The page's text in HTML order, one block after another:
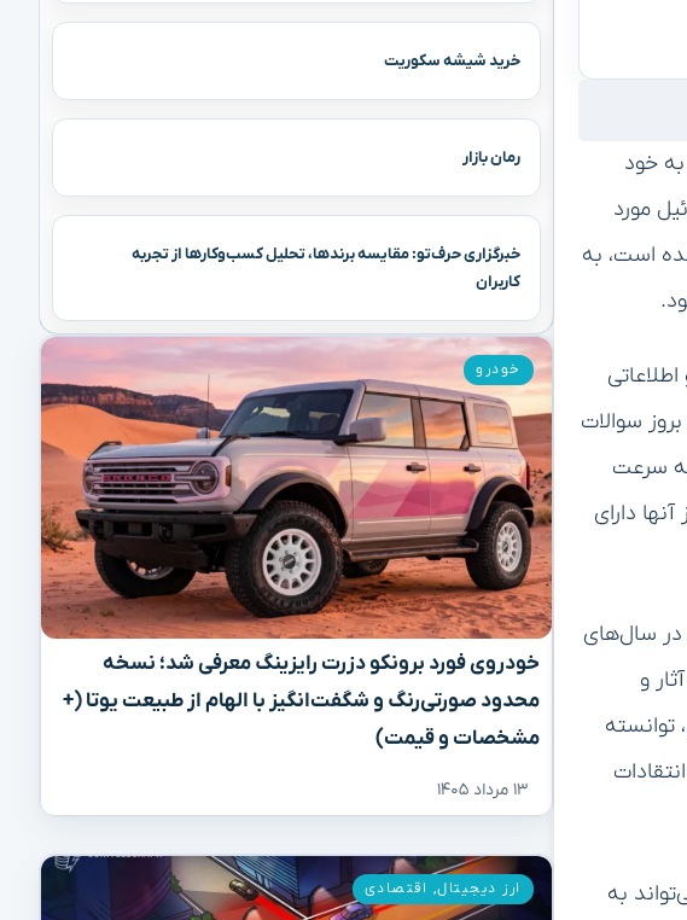
خرید شیشه سکوریت
رمان بازار
خبرگزاری حرف‌تو: مقایسه برندها، تحلیل کسب‌وکارها از تجربه
کاربران
خودروی فورد برونکو دزرت رایزینگ معرفی شد؛ نسخه
محدود صورتی‌رنگ و شگفت‌انگیز با الهام از طبیعت یوتا (+
مشخصات و قیمت)
۱۳ مرداد ۱۴۰۵
خودرو
ارز دیجیتال, اقتصادی
خود
مورد
است، به
سوالات
سرعت
دارای
در سال‌های
و
توانسته
به